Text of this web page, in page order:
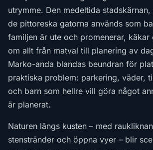
utrymme. Den medeltida
de pittoreska gatorna används som
familjen är ute och promenerar, käkar
om allt från matval till planering av
Marko-anda blandas beundran för
praktiska problem: parkering, väder,
och barn som hellre vill göra något
är planerat.
Naturen längs kusten – med
stenstränder och öppna vyer – blir